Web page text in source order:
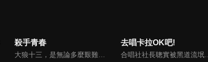
殺手青春
大狼十三，是無論多麼艱難的委託都能完成的傳說級殺手。某天，他殲滅了某個組織後，卻被神祕的蜂刺中而失去意識。等到醒來時，十三竟從39歲的大人變成了13歲的少年模樣！正當十三震驚之際，老闆下達命令：「就用那副模樣潛入中學。」等待著他的，竟是與一群個性十足的同學們共度的青春校園生活。他能夠恢復原本的身體嗎！？而且，刺客正一步步逼近十三──！
去唱卡拉OK吧!
合唱社社長聰實被黑道流氓成田狂兒纏上，並